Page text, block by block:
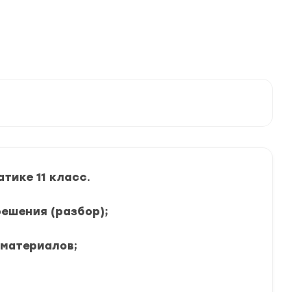
11 класс.
(разбор);